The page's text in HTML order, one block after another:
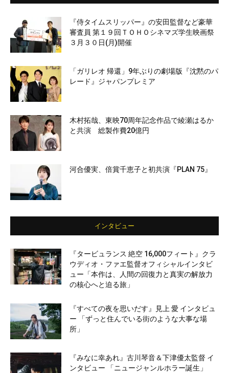
『侍タイムスリッパー』の安田監督など豪華
審査員 第１９回ＴＯＨＯシネマズ学生映画祭
３月３０日(月)開催
「ガリレオ 帰還」9年ぶりの劇場版『沈黙のパ
レード』ジャパンプレミア
木村拓哉、東映70周年記念作品で綾瀬はるか
と共演 総製作費20億円
河合優実、倍賞千恵子と初共演『PLAN 75』
インタビュー
『タービュランス 絶空 16,000フィート』クラ
ウディオ・ファエ監督オフィシャルインタビ
ュー「本作は、人間の回復力と真実の解放力
の核心へと迫る旅」
『すべての夜を思いだす』見上 愛 インタビュ
ー 「ずっと住んでいる街のような大事な場
所」
『みなに幸あれ』古川琴音＆下津優太監督 イ
ンタビュー 「ニュージャンルホラー誕生」